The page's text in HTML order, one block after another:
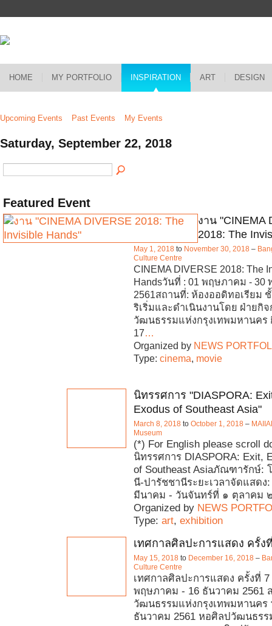
HOME MY PORTFOLIO INSPIRATION ART DESIGN
Upcoming Events Past Events My Events
Saturday, September 22, 2018
Featured Event
งาน "CINEMA
2018: The
May 1, 2018 to November 30, 2018 –
Culture Centre
CINEMA DIVERSE 2018: The
Handsวันที่ : 01 พฤษภาคม - 30
2561สถานที่: ห้องออดิทอเรียม
ริเริ่มและดำเนินงานโดย ฝ่ายกิ
วัฒนธรรมแห่งกรุงเทพมหานคร
17
Organized by NEWS
Type: cinema movie
นิทรรศการ "DIASPORA:
Exodus of Southeast Asia"
March 8, 2018 to October 1, 2018 –
Museum
(*) For English please scroll
นิทรรศการ DIASPORA: Exit,
of Southeast Asiaภัณฑารักษ์:
นี-ปารัชชานีระยะเวลาจัดแสด
มีนาคม - วันจันทร์ที่ ๑ ตุลาคม
Organized by NEWS
Type: art, exhibition
เทศกาลศิลปะการแสดง ครั้ง
May 15, 2018 to December 16, 2018 –
Culture Centre
เทศกาลศิลปะการแสดง ครั้งที่
พฤษภาคม - 16 ธันวาคม 2561
วัฒนธรรมแห่งกรุงเทพมหานค
ธันวาคม 2561 หอศิลปวัฒนธรร